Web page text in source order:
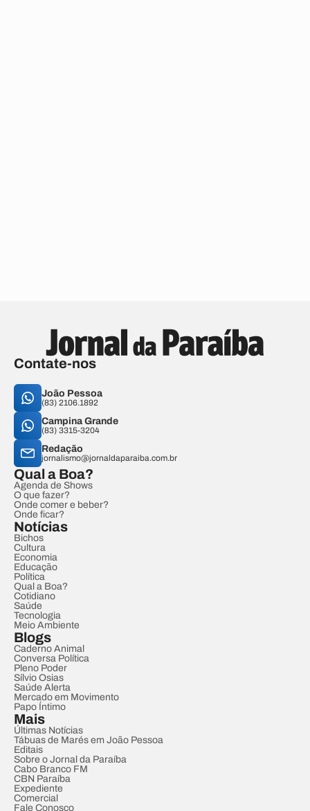
Contate-nos
João Pessoa
(83) 2106.1892
Campina Grande
(83) 3315-3204
Redação
jornalismo@jornaldaparaiba.com.br
Qual a Boa?
Agenda de Shows
O que fazer?
Onde comer e beber?
Onde ficar?
Notícias
Bichos
Cultura
Economia
Educação
Política
Qual a Boa?
Cotidiano
Saúde
Tecnologia
Meio Ambiente
Blogs
Caderno Animal
Conversa Política
Pleno Poder
Sílvio Osias
Saúde Alerta
Mercado em Movimento
Papo Íntimo
Mais
Últimas Notícias
Tábuas de Marés em João Pessoa
Editais
Sobre o Jornal da Paraíba
Cabo Branco FM
CBN Paraíba
Expediente
Comercial
Fale Conosco